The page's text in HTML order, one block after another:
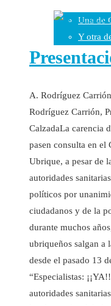
Una de
Y otra
Noticias
Newsletter
A. Rodríguez
Rodríguez Carrión,
CalzadaLa carencia
pasen consulta en el
Ubrique, a pesar de
autoridades
políticos por
ciudadanos y de la
durante muchos
ubriqueños salgan a
desde el pasado 13
“Especialistas:
autoridades